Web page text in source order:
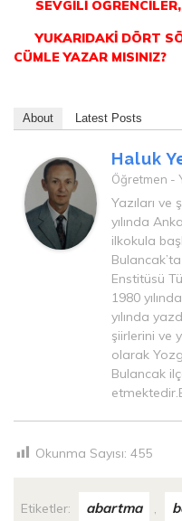
SEVGİLİ ÖĞRENCİLER,
YUKARIDAKİ DÖRT
CÜMLE YAZAR MISINIZ?
About Latest Posts
Haluk
Öğretmen -
Yazıları
yılında
ilkokula
Enstitüsü
1980
yılında
şiirlerini ve
olarak
Bulancak
Okunma Sayısı: 455
Etiketler: abartma ,